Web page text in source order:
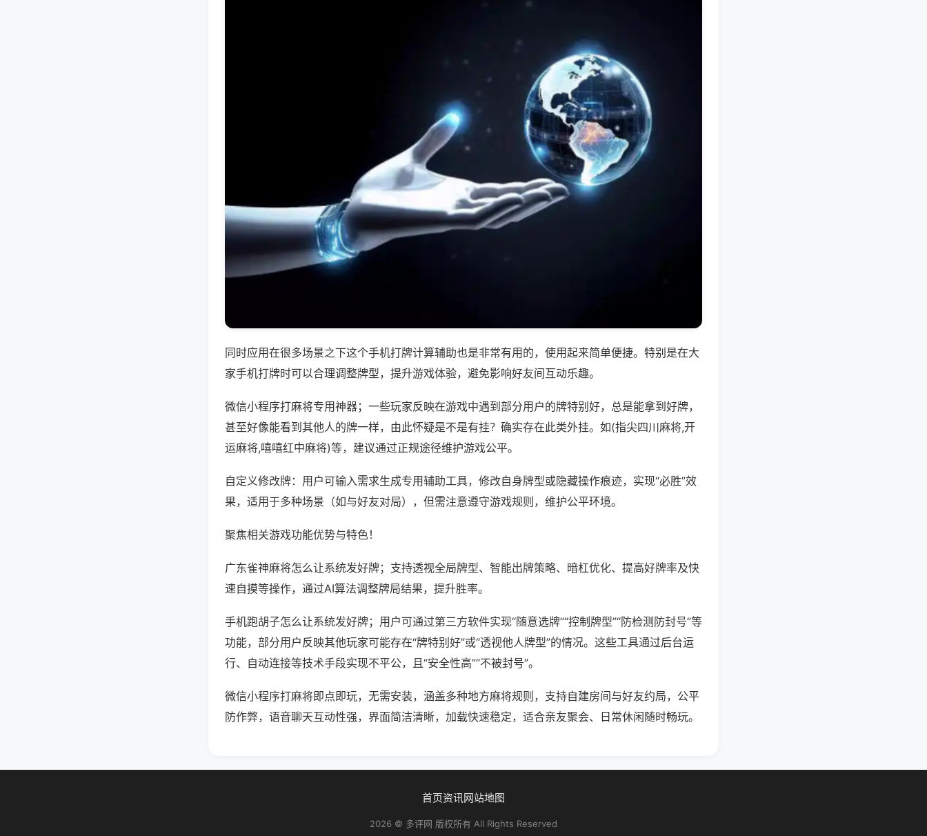
同时应用在很多场景之下这个手机打牌计算辅助也是非常有用的，使用起来简单便捷。特别是在大
家手机打牌时可以合理调整牌型，提升游戏体验，避免影响好友间互动乐趣。
微信小程序打麻将专用神器；一些玩家反映在游戏中遇到部分用户的牌特别好，总是能拿到好牌，
甚至好像能看到其他人的牌一样，由此怀疑是不是有挂？确实存在此类外挂。如(指尖四川麻将,开
运麻将,嘻嘻红中麻将)等，建议通过正规途径维护游戏公平。
自定义修改牌：用户可输入需求生成专用辅助工具，修改自身牌型或隐藏操作痕迹，实现“必胜”效
果，适用于多种场景（如与好友对局），但需注意遵守游戏规则，维护公平环境。
聚焦相关游戏功能优势与特色！
广东雀神麻将怎么让系统发好牌；支持透视全局牌型、智能出牌策略、暗杠优化、提高好牌率及快
速自摸等操作，通过AI算法调整牌局结果，提升胜率。
手机跑胡子怎么让系统发好牌；用户可通过第三方软件实现“随意选牌”“控制牌型”“防检测防封号”等
功能，部分用户反映其他玩家可能存在“牌特别好”或“透视他人牌型”的情况。这些工具通过后台运
行、自动连接等技术手段实现不平公，且“安全性高”“不被封号”。
微信小程序打麻将即点即玩，无需安装，涵盖多种地方麻将规则，支持自建房间与好友约局，公平
防作弊，语音聊天互动性强，界面简洁清晰，加载快速稳定，适合亲友聚会、日常休闲随时畅玩。
首页资讯网站地图
2026 © 多评网 版权所有 All Rights Reserved